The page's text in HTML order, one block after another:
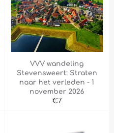
VVV wandeling
Stevensweert: Straten
naar het verleden - 1
november 2026
Normale
€7